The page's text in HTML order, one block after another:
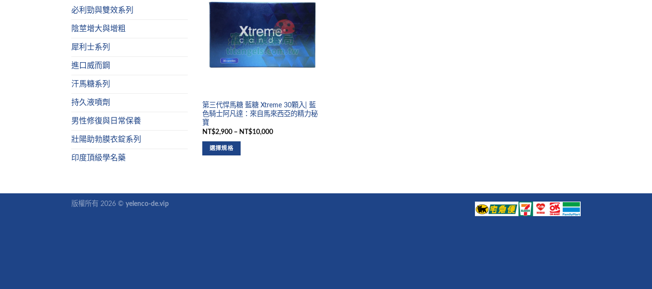
必利勁與雙效系列
陰莖增大與增粗
犀利士系列
進口威而鋼
汗馬糖系列
持久液噴劑
男性修復與日常保養
壯陽助勃膜衣錠系列
印度頂級學名藥
第三代悍馬糖 藍糖 Xtreme 30顆入| 藍
色騎士阿凡達：來自馬來西亞的精力秘
寶
NT$2,900 – NT$10,000
選擇規格
版權所有 2026 © yelenco-de.vip